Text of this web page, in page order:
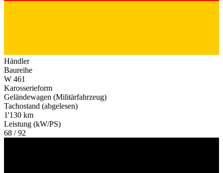
Händler
Baureihe
W 461
Karosserieform
Geländewagen (Militärfahrzeug)
Tachostand (abgelesen)
1'130 km
Leistung (kW/PS)
68 / 92